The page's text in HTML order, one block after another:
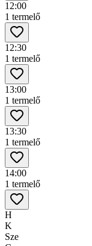
12:00
1 termelő
12:30
1 termelő
13:00
1 termelő
13:30
1 termelő
14:00
1 termelő
H
K
Sze